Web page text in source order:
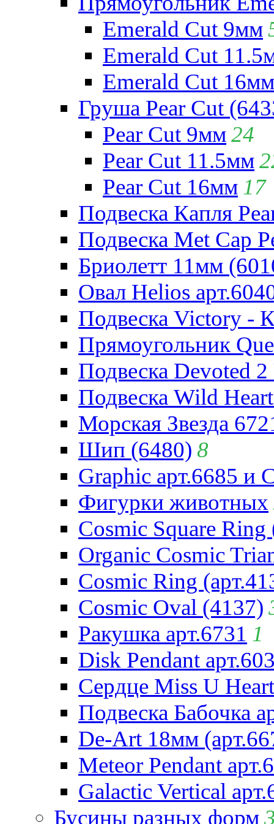
Emerald Cut 9мм
Emerald Cut
Emerald Cut 16мм
Груша Pear Cut
Pear Cut 9мм24
Pear Cut 11.5мм
Pear Cut 16мм 17
Подвеска Капля
Подвеска Met Cap
Бриолетт 11мм
Овал Helios
Подвеска Victory -
Прямоугольник
Подвеска Devoted
Подвеска Wild
Морская Звезда
Шип (6480) 8
Graphic арт.6685 и
Фигурки животных
Cosmic Square Ring
Organic Cosmic
Cosmic Ring
Cosmic Oval (4137)
Ракушка арт.6731 1
Disk Pendant
Сердце Miss U
Подвеска Бабочка
De-Art 18мм
Meteor Pendant
Galactic Vertical
Бусины разных форм